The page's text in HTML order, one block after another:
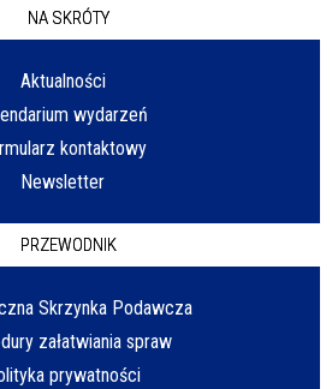
NA SKRÓTY
Aktualności
wydarzeń
kontaktowy
Newsletter
PRZEWODNIK
Skrzynka Podawcza
załatwiania spraw
prywatności